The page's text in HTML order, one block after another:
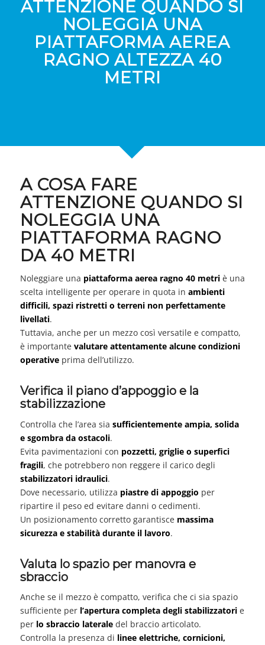
ATTENZIONE QUANDO SI
NOLEGGIA UNA
PIATTAFORMA AEREA
RAGNO ALTEZZA 40
METRI
A COSA FARE
ATTENZIONE QUANDO SI
NOLEGGIA UNA
PIATTAFORMA RAGNO
DA 40 METRI
Noleggiare una piattaforma aerea ragno 40 metriè una
scelta intelligente per operare in quota in ambienti
difficili, spazi ristretti o terreni non perfettamente
livellati.
Tuttavia, anche per un mezzo così versatile e compatto,
è importante valutare attentamente alcune condizioni
operativeprima dell’utilizzo.
Verifica il piano d’appoggio e la
stabilizzazione
Controlla che l’area sia sufficientemente ampia, solida
e sgombra da ostacoli.
Evita pavimentazioni con pozzetti, griglie o superfici
fragili, che potrebbero non reggere il carico degli
stabilizzatori idraulici.
Dove necessario, utilizza piastre di appoggio per
ripartire il peso ed evitare danni o cedimenti.
Un posizionamento corretto garantisce massima
sicurezza e stabilità durante il lavoro.
Valuta lo spazio per manovra e
sbraccio
Anche se il mezzo è compatto, verifica che ci sia spazio
sufficiente per l’apertura completa degli stabilizzatorie
per lo sbraccio lateraledel braccio articolato.
Controlla la presenza di linee elettriche, cornicioni,